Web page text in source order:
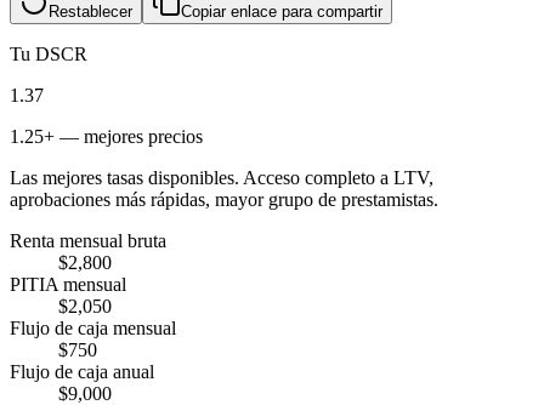
Restablecer Copiar enlace para compartir
Tu DSCR
1.37
1.25+ — mejores precios
Las mejores tasas disponibles. Acceso completo a LTV,
aprobaciones más rápidas, mayor grupo de prestamistas.
Renta mensual bruta
$2,800
PITIA mensual
$2,050
Flujo de caja mensual
$750
Flujo de caja anual
$9,000